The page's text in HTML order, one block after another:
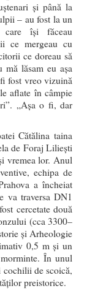
și până la
– au fost la un
care își făceau
ce mergeau cu
ce doreau să
lăsam eu așa
fost vreo vizuină
aflate în câmpie
„Așa o fi, dar
Cătălina taina
de Foraj Liliești
vremea lor. Anul
echipa de
a încheiat
va traversa DN1
cercetate două
(cca 3300–
și Arheologie
0,5 m și un
În unul
cochilii de scoică,
preistorice.